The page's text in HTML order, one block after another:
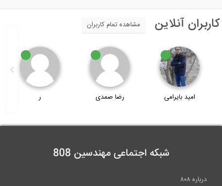
آنلاین مشاهده تمام کاربران
رضا صمدی ر BuddyZHot
شبکه اجتماعی مهندسین 808
درباره ۸۰۸